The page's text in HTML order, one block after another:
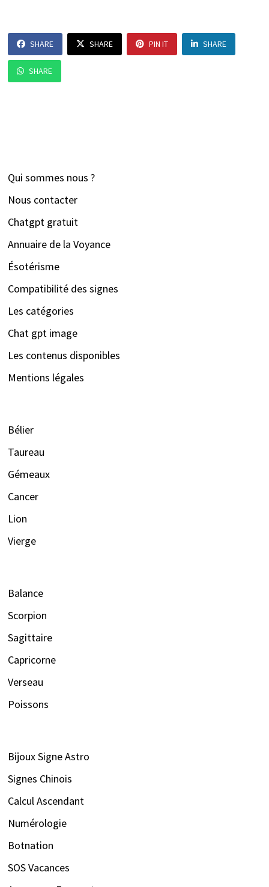
SHARE SHARE PIN IT SHARE
SHARE
Qui sommes nous ?
Nous contacter
Chatgpt gratuit
Annuaire de la Voyance
Ésotérisme
Compatibilité des signes
Les catégories
Chat gpt image
Les contenus disponibles
Mentions légales
Bélier
Taureau
Gémeaux
Cancer
Lion
Vierge
Balance
Scorpion
Sagittaire
Capricorne
Verseau
Poissons
Bijoux Signe Astro
Signes Chinois
Calcul Ascendant
Numérologie
Botnation
SOS Vacances